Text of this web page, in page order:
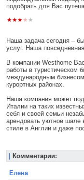
подобрать для Вас
Наша задача сегодня –
услуг. Наша
В компании Westhome
работы в туристическом
международным
курортных районах.
Наша компания может
Италии на таких
себя и своей семьи
арендовать уютное шале
стиле в Англии и даже
Комментарии:
Елена